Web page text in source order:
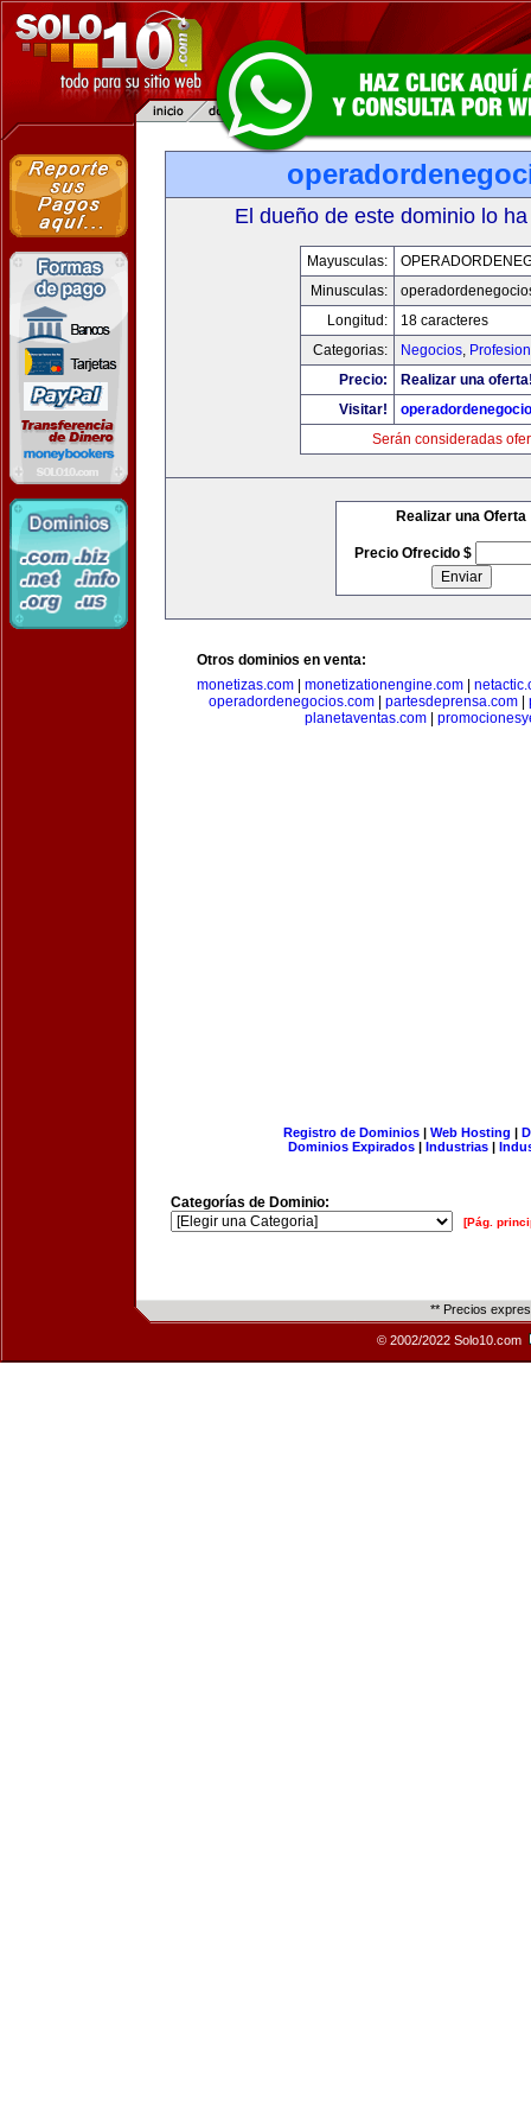
El dueño de este dominio lo
Mayusculas:
Minusculas:
Longitud:
18 caracteres
Categorias:
Negocios,
Precio:
Realizar una
Visitar!
Serán consideradas
Realizar una Oferta
Precio Ofrecido $
Otros dominios en venta:
monetizas.com
monetizationengine.com
operadordenegocios.com
partesdeprensa.com
planetaventas.com
Registro de Dominios| Web Hosting |
Dominios Expirados | Industrias |
Categorías de Dominio:
[Pág.
** Precios
© 2002/2022 Solo10.com